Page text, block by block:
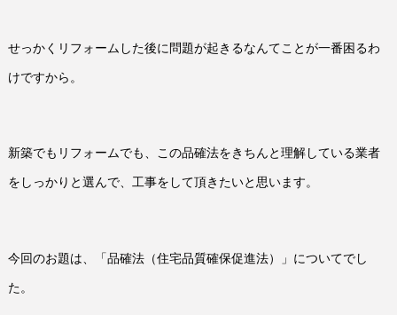
せっかくリフォームした後に問題が起きるなんてことが一番困るわ
けですから。
新築でもリフォームでも、この品確法をきちんと理解している業者
をしっかりと選んで、工事をして頂きたいと思います。
今回のお題は、「品確法（住宅品質確保促進法）」についてでし
た。